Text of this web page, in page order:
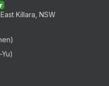
Killara, NSW